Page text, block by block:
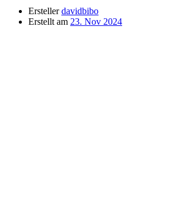
Ersteller davidbibo
Erstellt am 23. Nov 2024